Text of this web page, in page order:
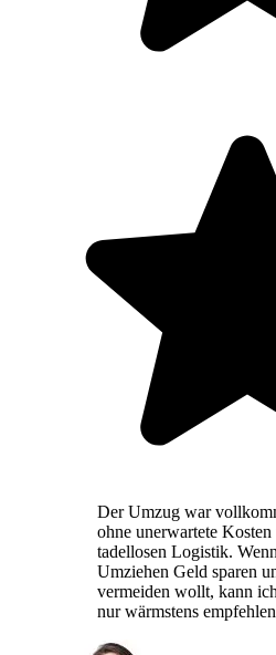
Der Umzug war
ohne unerwartete
tadellosen Logistik.
Umziehen Geld sparen
vermeiden wollt, kann
nur wärmstens